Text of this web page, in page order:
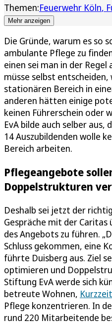
Themen:Feuerwehr Köln
Mehr anzeigen
Die Gründe, warum es so
ambulante Pflege zu
einen sei man in der
müsse selbst
stationären Bereich in
anderen hätten einige
keinen Führerschein oder
EvA bilde auch selber aus,
14 Auszubildenden wolle
Bereich arbeiten.
Pflegeangebote
Doppelstrukturen
Deshalb sei jetzt der
Gespräche mit der
des Angebots zu führen.
Schluss gekommen, eine
führte Duisberg aus. Ziel
optimieren und
Stiftung EvA werde sich
betreute Wohnen,
Pflege konzentrieren. In
rund 220 Mitarbeitende